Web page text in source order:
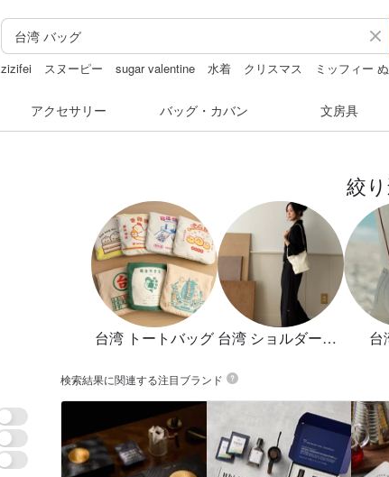
zizifei スヌーピー sugar valentine 水着 クリスマス
ミッフィー
アクセサリー バッグ・カバン 文房具
絞
台湾 トートバッグ 台湾 ショルダーバッグ 台
検索結果に関連する注目ブランド